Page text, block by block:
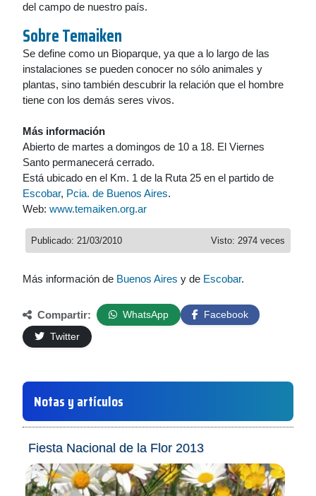
del campo de nuestro país.
SobreTemaiken
Se define como un Bioparque, ya que a lo largo de las
instalaciones se pueden conocer no sólo animales y
plantas, sino también descubrir la relación que el hombre
tiene con los demás seres vivos.
Más información
Abierto de martes a domingos de 10 a 18. El Viernes
Santo permanecerá cerrado.
Está ubicado en el Km. 1 de la Ruta 25 en el partido de
Escobar, Pcia. de Buenos Aires.
Web: www.temaiken.org.ar
Visto: 2974 veces
Publicado: 21/03/2010
Más información de Buenos Aires y de Escobar.
Compartir: WhatsApp
Facebook
Twitter
Notas y artículos
Fiesta Nacional de la Flor 2013